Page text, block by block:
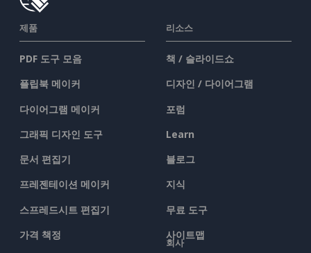
제품
PDF 도구 모음
플립북 메이커
다이어그램 메이커
그래픽 디자인 도구
문서 편집기
프레젠테이션 메이커
스프레드시트 편집기
가격 책정
리소스
책 / 슬라이드쇼
디자인 / 다이어그램
포럼
Learn
블로그
지식
무료 도구
사이트맵
회사